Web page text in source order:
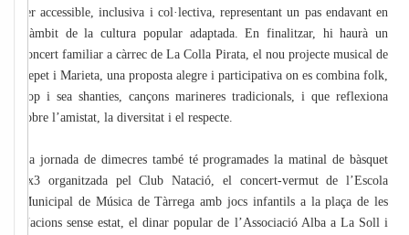
ser accessible, inclusiva i col·lectiva, representant un pas endavant en
l’àmbit de la cultura popular adaptada. En finalitzar, hi haurà un
concert familiar a càrrec de La Colla Pirata, el nou projecte musical de
Pepet i Marieta, una proposta alegre i participativa on es combina folk,
pop i sea shanties, cançons marineres tradicionals, i que reflexiona
sobre l’amistat, la diversitat i el respecte.
La jornada de dimecres també té programades la matinal de bàsquet
3x3 organitzada pel Club Natació, el concert-vermut de l’Escola
Municipal de Música de Tàrrega amb jocs infantils a la plaça de les
Nacions sense estat, el dinar popular de l’Associació Alba a La Soll i